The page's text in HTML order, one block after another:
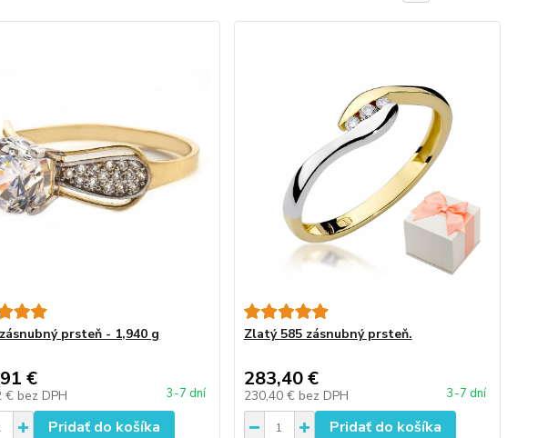
prsteň - 1,940 g
€
€ bez DPH 3-7 dní
Pridať do košíka
Zlatý 585 zásnubný prsteň.
283,40 €
230,40 € bez DPH 3-7 dní
Pridať do košíka